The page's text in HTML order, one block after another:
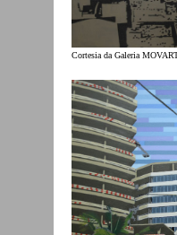
Cortesia da Galeria